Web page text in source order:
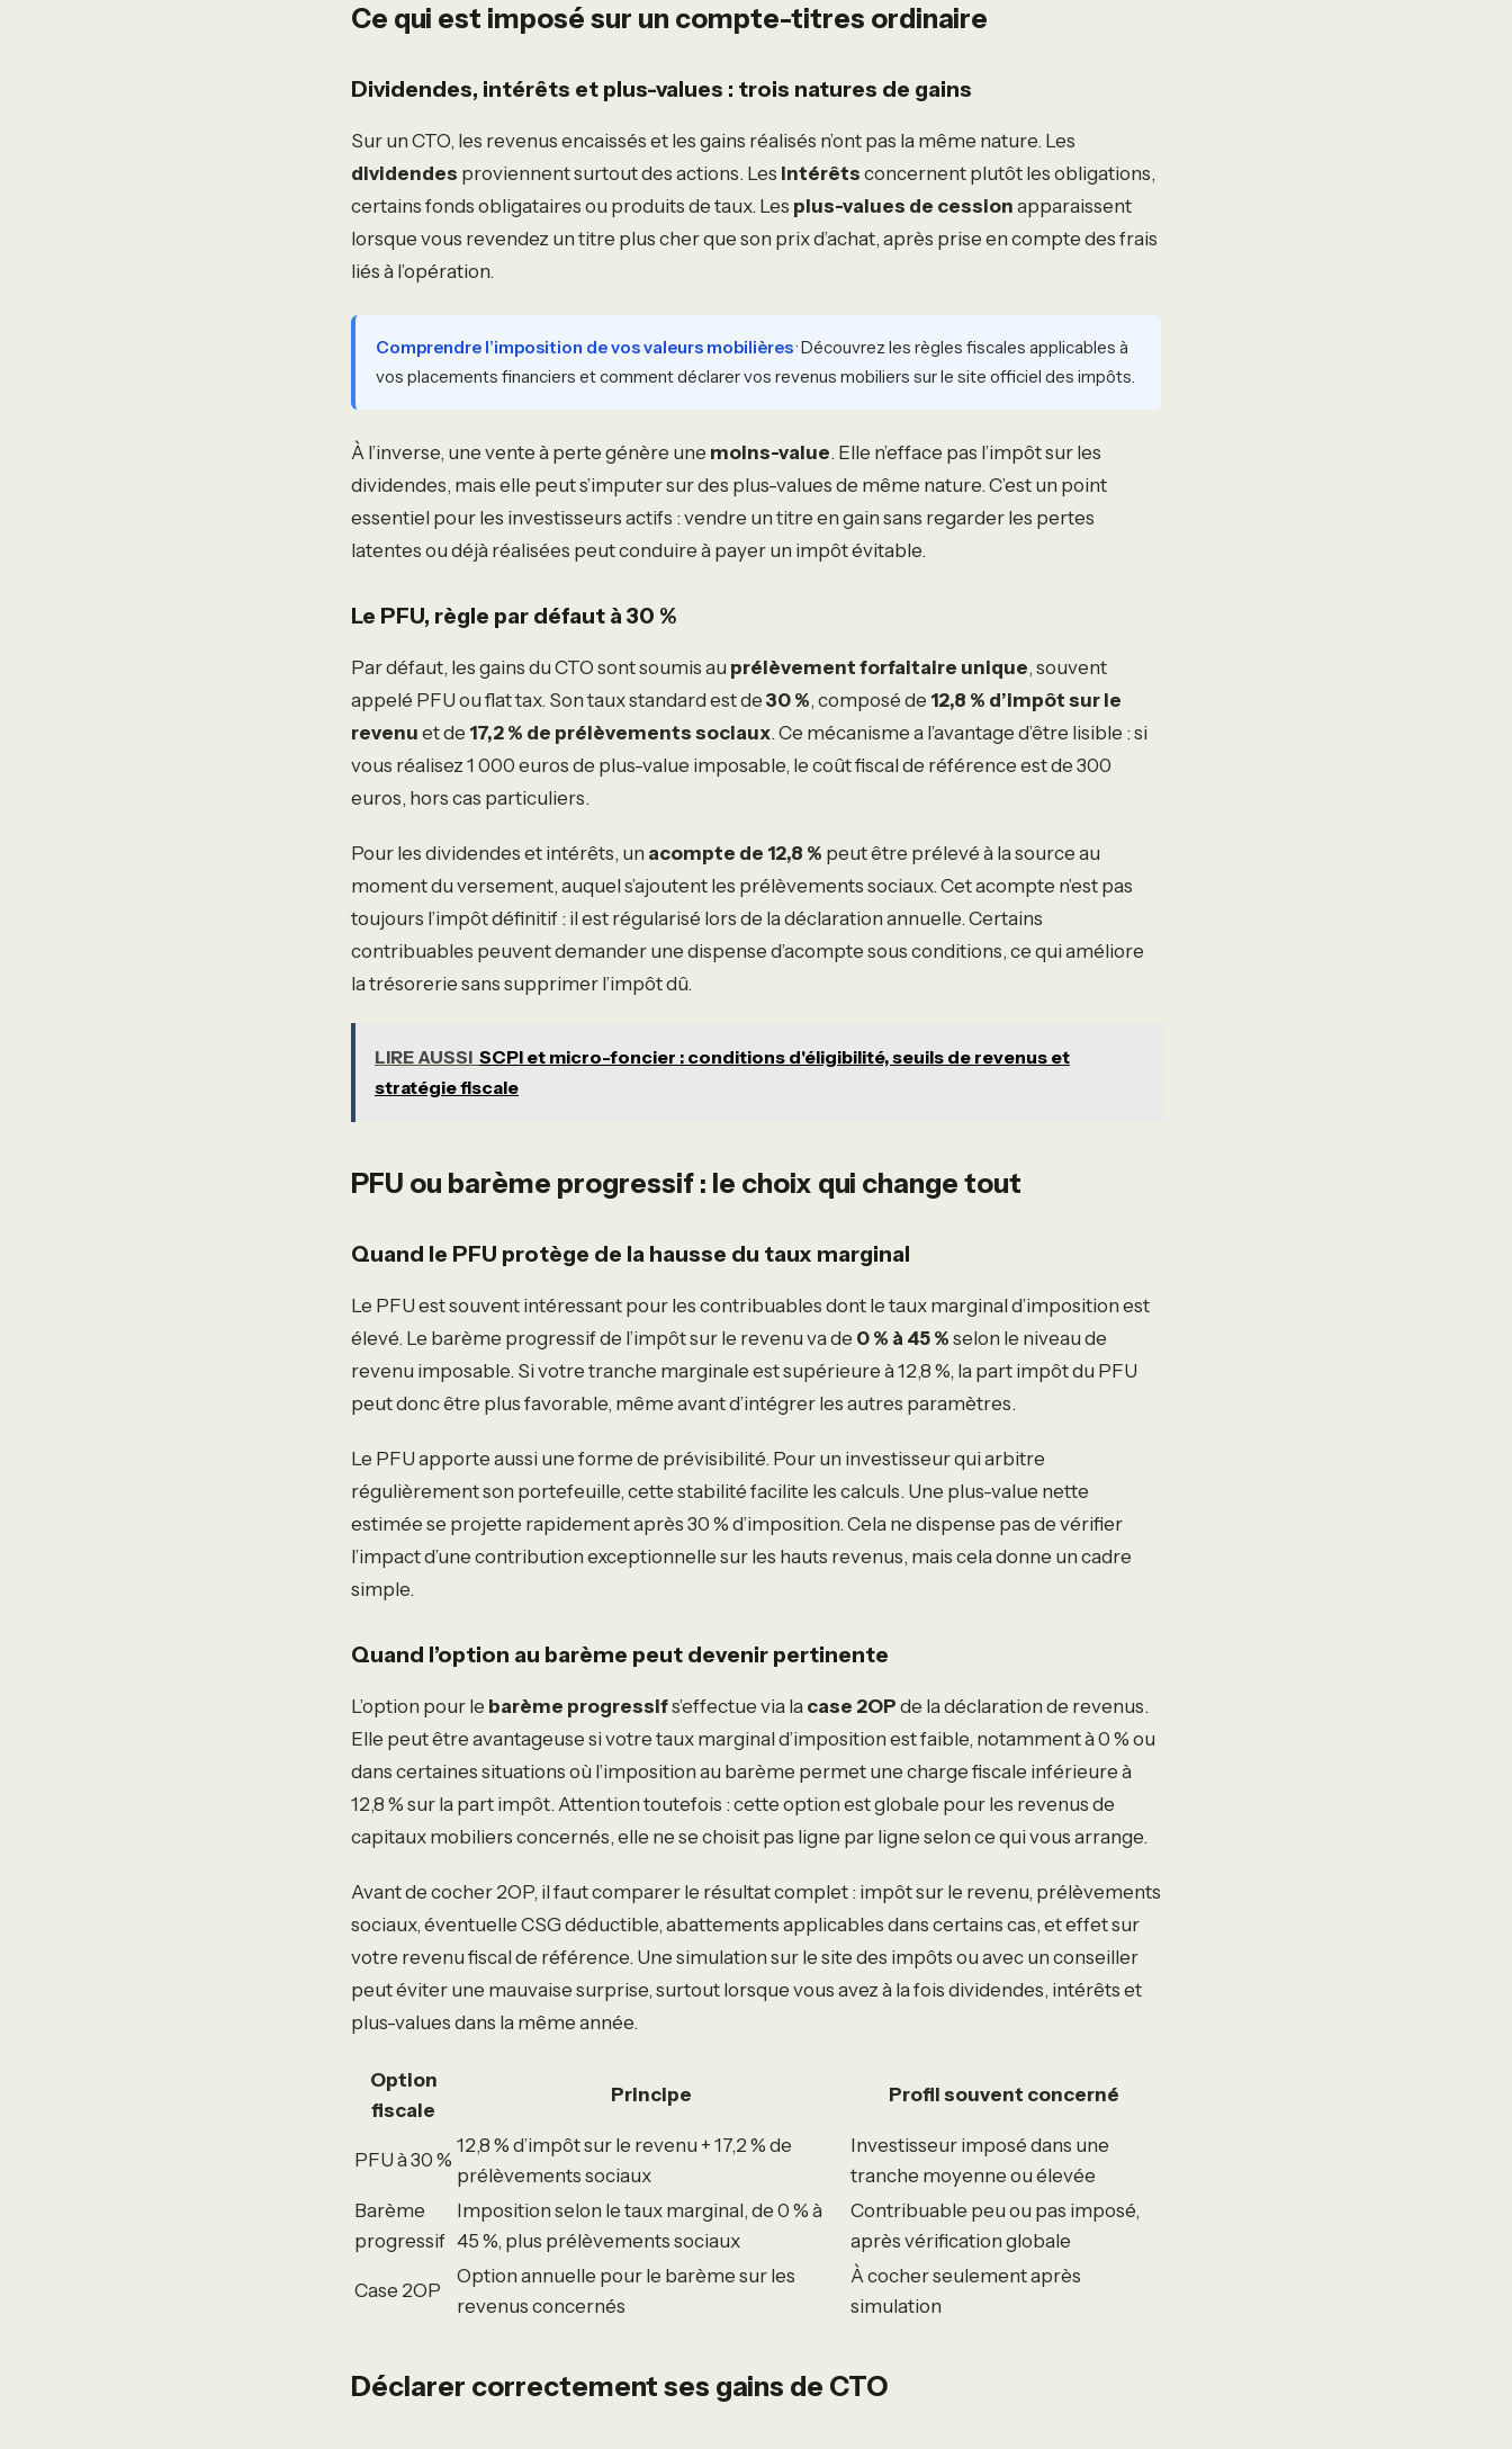
Ce qui est imposé sur un compte-titres ordinaire
Dividendes, intérêts et plus-values : trois natures de gains
Sur un CTO, les revenus encaissés et les gains réalisés n’ont pas la même nature. Les
dividendes proviennent surtout des actions. Les intérêts concernent plutôt les obligations,
certains fonds obligataires ou produits de taux. Les plus-values de cession apparaissent
lorsque vous revendez un titre plus cher que son prix d’achat, après prise en compte des frais
liés à l’opération.
Comprendre l’imposition de vos valeurs mobilières· Découvrez les règles fiscales applicables à
vos placements financiers et comment déclarer vos revenus mobiliers sur le site officiel des impôts.
À l’inverse, une vente à perte génère une moins-value. Elle n’efface pas l’impôt sur les
dividendes, mais elle peut s’imputer sur des plus-values de même nature. C’est un point
essentiel pour les investisseurs actifs : vendre un titre en gain sans regarder les pertes
latentes ou déjà réalisées peut conduire à payer un impôt évitable.
Le PFU, règle par défaut à 30 %
Par défaut, les gains du CTO sont soumis au prélèvement forfaitaire unique, souvent
appelé PFU ou flat tax. Son taux standard est de 30 %, composé de 12,8 % d’impôt sur le
revenu et de 17,2 % de prélèvements sociaux. Ce mécanisme a l’avantage d’être lisible : si
vous réalisez 1 000 euros de plus-value imposable, le coût fiscal de référence est de 300
euros, hors cas particuliers.
Pour les dividendes et intérêts, un acompte de 12,8 % peut être prélevé à la source au
moment du versement, auquel s’ajoutent les prélèvements sociaux. Cet acompte n’est pas
toujours l’impôt définitif : il est régularisé lors de la déclaration annuelle. Certains
contribuables peuvent demander une dispense d’acompte sous conditions, ce qui améliore
la trésorerie sans supprimer l’impôt dû.
LIRE AUSSI SCPI et micro-foncier : conditions d'éligibilité, seuils de revenus et
stratégie fiscale
PFU ou barème progressif : le choix qui change tout
Quand le PFU protège de la hausse du taux marginal
Le PFU est souvent intéressant pour les contribuables dont le taux marginal d’imposition est
élevé. Le barème progressif de l’impôt sur le revenu va de 0 % à 45 % selon le niveau de
revenu imposable. Si votre tranche marginale est supérieure à 12,8 %, la part impôt du PFU
peut donc être plus favorable, même avant d’intégrer les autres paramètres.
Le PFU apporte aussi une forme de prévisibilité. Pour un investisseur qui arbitre
régulièrement son portefeuille, cette stabilité facilite les calculs. Une plus-value nette
estimée se projette rapidement après 30 % d’imposition. Cela ne dispense pas de vérifier
l’impact d’une contribution exceptionnelle sur les hauts revenus, mais cela donne un cadre
simple.
Quand l’option au barème peut devenir pertinente
L’option pour le barème progressifs’effectue via la case 2OP de la déclaration de revenus.
Elle peut être avantageuse si votre taux marginal d’imposition est faible, notamment à 0 % ou
dans certaines situations où l’imposition au barème permet une charge fiscale inférieure à
12,8 % sur la part impôt. Attention toutefois : cette option est globale pour les revenus de
capitaux mobiliers concernés, elle ne se choisit pas ligne par ligne selon ce qui vous arrange.
Avant de cocher 2OP, il faut comparer le résultat complet : impôt sur le revenu, prélèvements
sociaux, éventuelle CSG déductible, abattements applicables dans certains cas, et effet sur
votre revenu fiscal de référence. Une simulation sur le site des impôts ou avec un conseiller
peut éviter une mauvaise surprise, surtout lorsque vous avez à la fois dividendes, intérêts et
plus-values dans la même année.
Option
fiscale
Principe Profil souvent concerné
PFU à 30 %
12,8 % d’impôt sur le revenu + 17,2 % de
prélèvements sociaux
Investisseur imposé dans une
tranche moyenne ou élevée
Barème
progressif
Imposition selon le taux marginal, de 0 % à
45 %, plus prélèvements sociaux
Contribuable peu ou pas imposé,
après vérification globale
Case 2OP
Option annuelle pour le barème sur les
revenus concernés
À cocher seulement après
simulation
Déclarer correctement ses gains de CTO